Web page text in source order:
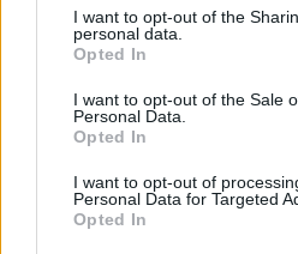
not limited to your visit or usage
grant or deny consent to Google
use your data for below specified
consent section.
I want to opt-out of the
personal data.
Opted In
I want to opt-out of the Sale
Personal Data.
Opted In
I want to opt-out of
Personal Data for Targeted
Opted In